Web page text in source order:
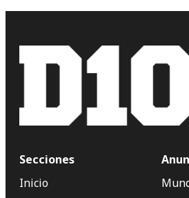
Secciones
Inicio